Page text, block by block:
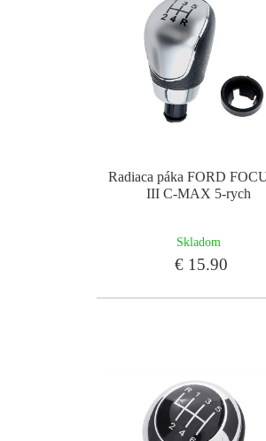
Radiaca páka FORD
III C-MAX 5-rych
Skladom
€ 15.90